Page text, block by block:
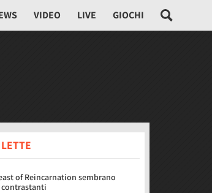
VIDEO LIVE GIOCHI
of Reincarnation sembrano
contrastanti